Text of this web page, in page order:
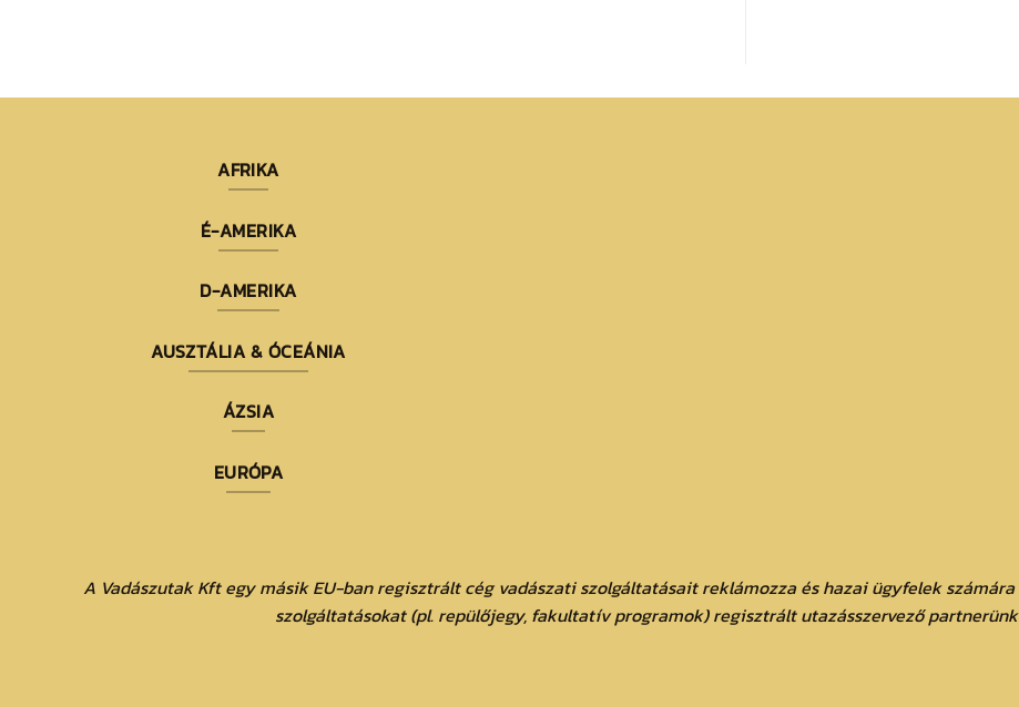
AFRIKA
É-AMERIKA
D-AMERIKA
AUSZTÁLIA & ÓCEÁNIA
ÁZSIA
EURÓPA
A Vadászutak Kft egy másik EU-ban regisztrált cég vadászati szolgáltatásait reklámozza és hazai ügyfelek
szolgáltatásokat (pl. repülőjegy, fakultatív programok) regisztrált utazásszervező